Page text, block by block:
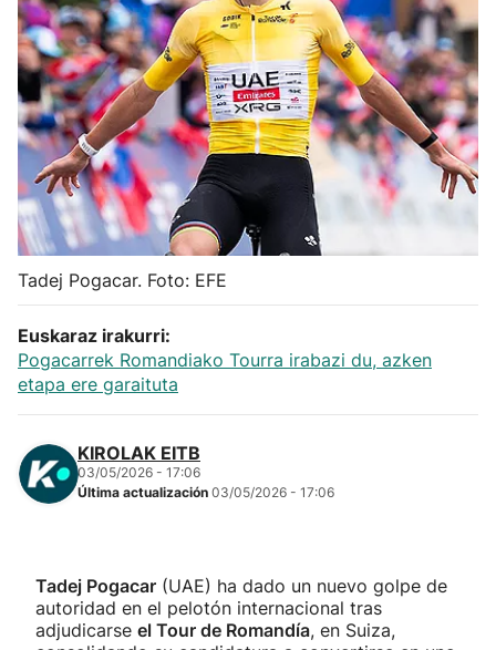
Balonmano
Kirolak 360
Atletismo
Carreras de montaña
Más deportes
"Helmuga"
Tadej Pogacar. Foto: EFE
Euskaraz irakurri:
Pogacarrek Romandiako Tourra irabazi du, azken
etapa ere garaituta
KIROLAK EITB
03/05/2026 - 17:06
Última actualización 03/05/2026 - 17:06
Tadej Pogacar (UAE) ha dado un nuevo golpe de
autoridad en el pelotón internacional tras
adjudicarse el Tour de Romandía, en Suiza,